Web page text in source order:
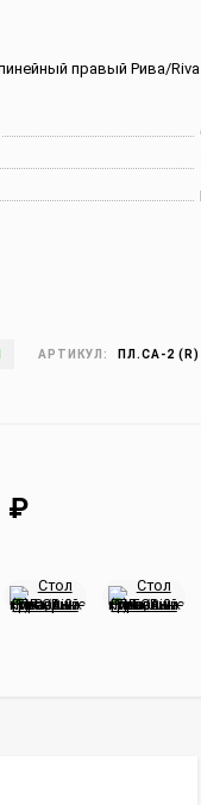
правый Рива/
АРТИКУЛ: ПЛ.СА-2 (R)
₽